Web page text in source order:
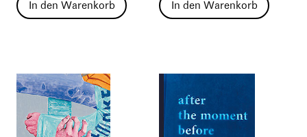
In den Warenkorb In den Warenkorb